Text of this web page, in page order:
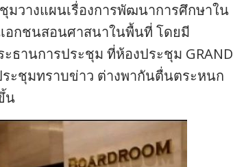
มวางแผนเรื่องการพัฒนาการศึกษาใน
อกชนสอนศาสนาในพื้นที่ โดยมี
ธานการประชุม ที่ห้องประชุม GRAND
ระชุมทราบข่าว ต่างพากันตื่นตระหนก
น